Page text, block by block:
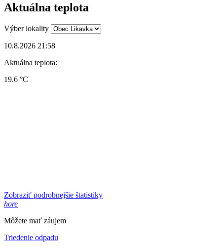
Aktuálna teplota
Výber lokality
10.8.2026 21:58
Aktuálna teplota:
19.6 °C
Zobraziť podrobnejšie štatistiky
hore
Môžete mať záujem
Triedenie odpadu